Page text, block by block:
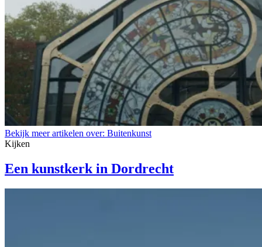
Bekijk meer artikelen over: Buitenkunst
Kijken
Een kunstkerk in Dordrecht